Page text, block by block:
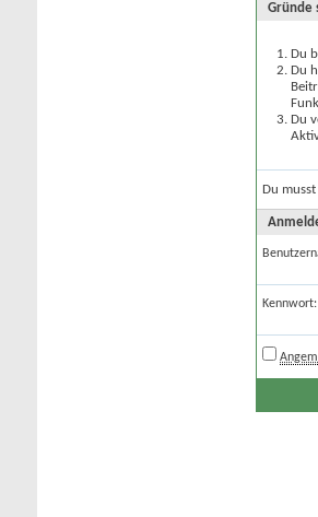
Gründe
Du
Du
Du
Du musst
Kennwort: